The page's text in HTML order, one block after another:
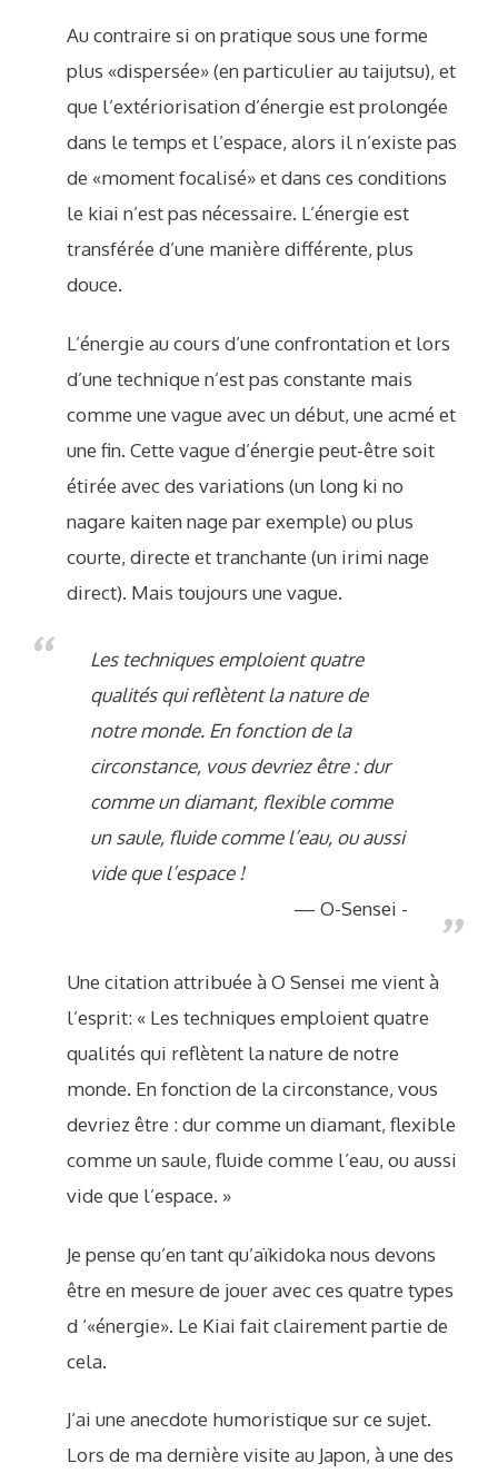
Au contraire si on pratique sous une forme
plus «dispersée» (en particulier au taijutsu), et
que l’extériorisation d’énergie est prolongée
dans le temps et l’espace, alors il n’existe pas
de «moment focalisé» et dans ces conditions
le kiai n’est pas nécessaire. L’énergie est
transférée d’une manière différente, plus
douce.
L’énergie au cours d’une confrontation et lors
d’une technique n’est pas constante mais
comme une vague avec un début, une acmé et
une fin. Cette vague d’énergie peut-être soit
étirée avec des variations (un long ki no
nagare kaiten nage par exemple) ou plus
courte, directe et tranchante (un irimi nage
direct). Mais toujours une vague.
Les techniques emploient quatre
qualités qui reflètent la nature de
notre monde. En fonction de la
circonstance, vous devriez être : dur
comme un diamant, flexible comme
un saule, fluide comme l’eau, ou aussi
vide que l’espace !
O-Sensei -
Une citation attribuée à O Sensei me vient à
l’esprit: « Les techniques emploient quatre
qualités qui reflètent la nature de notre
monde. En fonction de la circonstance, vous
devriez être : dur comme un diamant, flexible
comme un saule, fluide comme l’eau, ou aussi
vide que l’espace. »
Je pense qu’en tant qu’aïkidoka nous devons
être en mesure de jouer avec ces quatre types
d ‘«énergie». Le Kiai fait clairement partie de
cela.
J’ai une anecdote humoristique sur ce sujet.
Lors de ma dernière visite au Japon, à une des